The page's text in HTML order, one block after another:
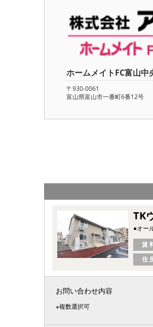
ホームメイトFC富山中
〒930-0061
富山県富山市一番町6番12号
TK
●オー
住
賃
お問い合わせ内容
※複数選択可